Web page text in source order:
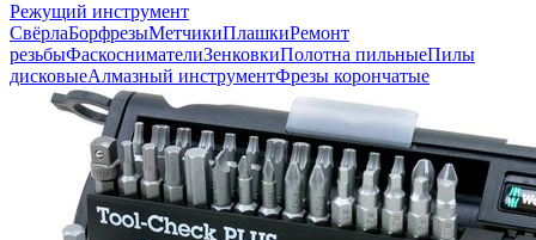
Режущий инструмент
СвёрлаБорфрезыМетчикиПлашкиРемонт
резьбыФаскоснимателиЗенковкиПолотна пильныеПилы
дисковыеАлмазный инструментФрезы корончатые